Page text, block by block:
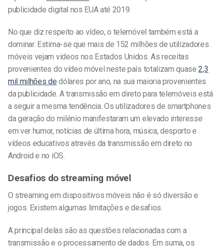
publicidade digital nos EUA até 2019.
No que diz respeito ao vídeo, o telemóvel também está a
dominar. Estima-se que mais de 152 milhões de utilizadores
móveis vejam vídeos nos Estados Unidos. As receitas
provenientes do vídeo móvel neste país totalizam quase2,3
mil milhões de dólares por ano, na sua maioria provenientes
da publicidade. A transmissão em direto para telemóveis está
a seguir a mesma tendência. Os utilizadores de smartphones
da geração do milénio manifestaram um elevado interesse
em ver humor, notícias de última hora, música, desporto e
vídeos educativos através da transmissão em direto no
Android e no iOS.
Desafios do streaming móvel
O streaming em dispositivos móveis não é só diversão e
jogos. Existem algumas limitações e desafios.
A principal delas são as questões relacionadas com a
transmissão e o processamento de dados. Em suma, os